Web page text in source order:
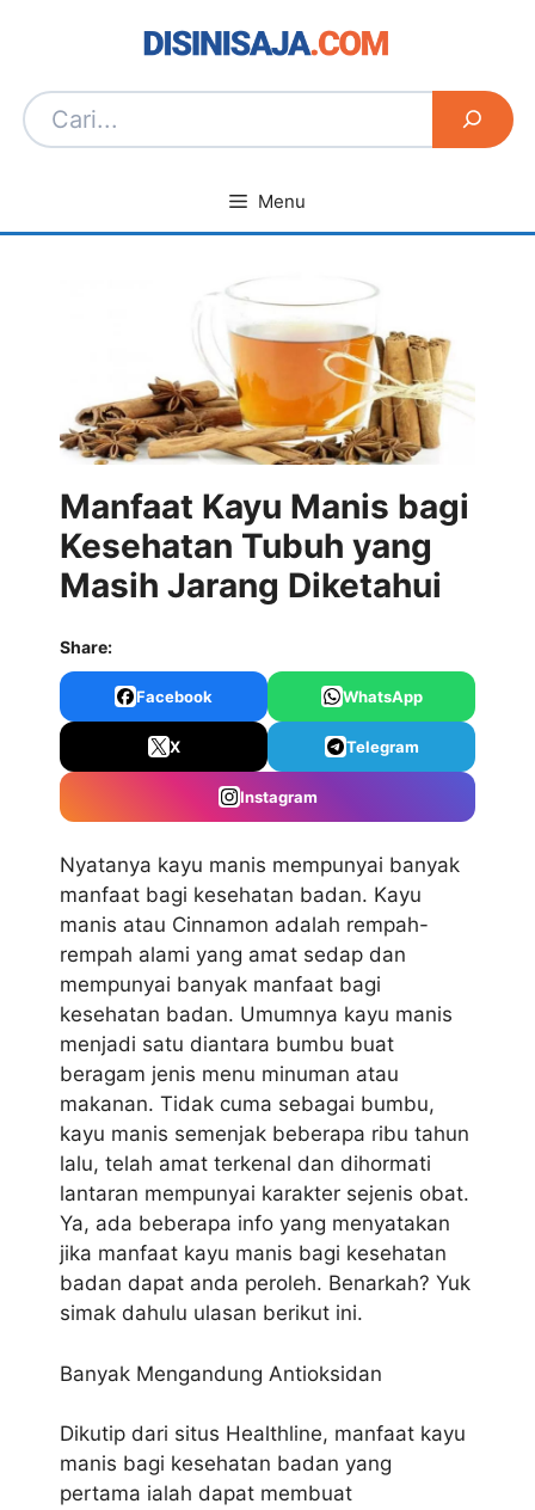
Menu
Manfaat Kayu Manis bagi
Kesehatan Tubuh yang
Masih Jarang Diketahui
Share:
Facebook WhatsApp
X Telegram
Instagram
Nyatanya kayu manis mempunyai banyak
manfaat bagi kesehatan badan. Kayu
manis atau Cinnamon adalah rempah-
rempah alami yang amat sedap dan
mempunyai banyak manfaat bagi
kesehatan badan. Umumnya kayu manis
menjadi satu diantara bumbu buat
beragam jenis menu minuman atau
makanan. Tidak cuma sebagai bumbu,
kayu manis semenjak beberapa ribu tahun
lalu, telah amat terkenal dan dihormati
lantaran mempunyai karakter sejenis obat.
Ya, ada beberapa info yang menyatakan
jika manfaat kayu manis bagi kesehatan
badan dapat anda peroleh. Benarkah? Yuk
simak dahulu ulasan berikut ini.
Banyak Mengandung Antioksidan
Dikutip dari situs Healthline, manfaat kayu
manis bagi kesehatan badan yang
pertama ialah dapat membuat